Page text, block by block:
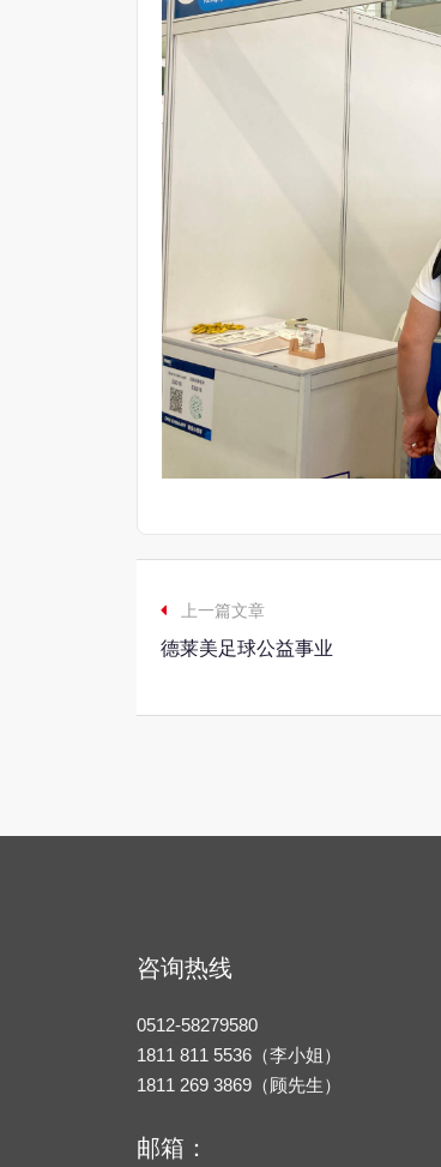
上一篇文章
德莱美足球公益事业
咨询热线
0512-58279580
1811 811 5536（李小姐）
1811 269 3869（顾先生）
邮箱：